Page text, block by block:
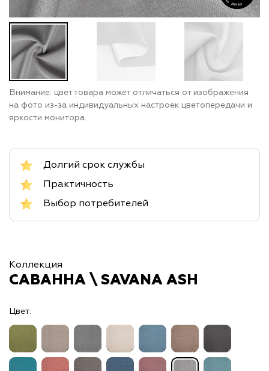
Внимание: цвет товара может отличаться от изображения
на фото из-за индивидуальных настроек цветопередачи и
яркости монитора.
Долгий срок службы
Практичность
Выбор потребителей
Коллекция
САВАННА \ SAVANA ASH
Цвет: